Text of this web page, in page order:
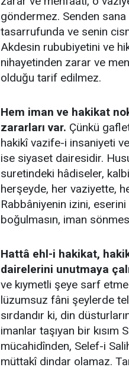
göndermez. Senden sana
tasarrufunda ve senin
Akdesin rububiyetini ve
nihayetinden zarar ve
olduğu tarif edilmez.
Hem iman ve hakikat
zararları var. Çünkü
hakikî vazife-i insaniyeti
ise siyaset dairesidir.
suretindeki hâdiseler,
herşeyde, her vaziyette,
Rabbâniyenin izini,
boğulmasın, iman
Hattâ ehl-i hakikat,
dairelerini unutmaya
ve kıymetli şeye sarf
lüzumsuz fâni şeylerde
sırdandır ki, din
imanlar taşıyan bir kısım
mücahidînden, Selef-i
müttakî dindar olamaz.